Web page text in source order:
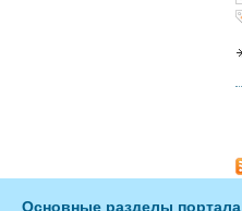
Основные разделы портала